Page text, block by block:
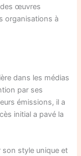
des œuvres
organisations à
dans les médias
par ses
émissions, il a
initial a pavé la
son style unique et